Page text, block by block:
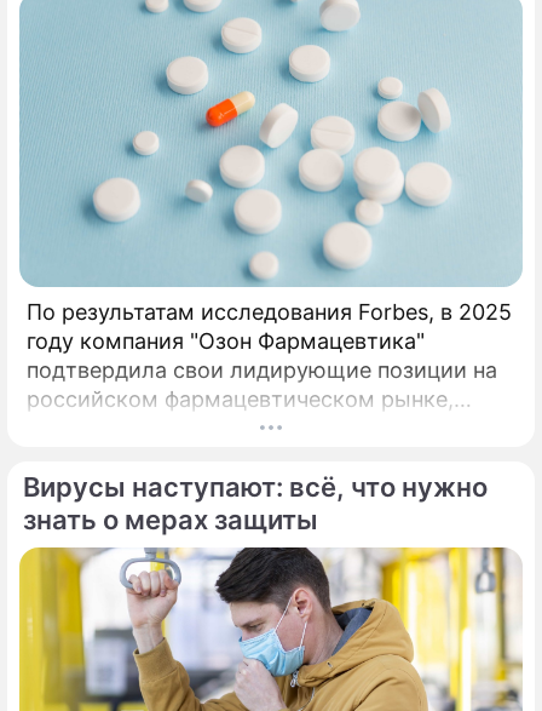
оригинала.
По результатам исследования Forbes, в 2025
году компания "Озон Фармацевтика"
подтвердила свои лидирующие позиции на
российском фармацевтическом рынке,
набрав 97 баллов из 110. При валовом
продаж 29,3%. По результатам
исследования Forbes, в 2025 году компания
«Озон Фармацевтика» подтвердила свои
лидирующие позиции на российском
фармацевтическом рынке, набрав 97 баллов
из 110.
Вирусы наступают: всё, что нужно
знать о мерах защиты